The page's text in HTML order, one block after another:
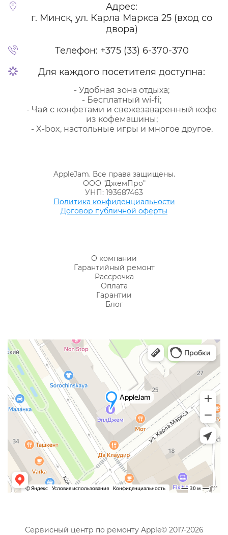
Адрес:
г. Минск, ул. Карла Маркса 25 (вход со
двора)
Телефон: +375 (33) 6-370-370
Для каждого посетителя доступна:
- Удобная зона отдыха;
- Бесплатный wi-fi;
- Чай с конфетами и свежезаваренный кофе
из кофемашины;
- X-box, настольные игры и многое другое.
AppleJam. Все права защищены.
ООО "ДжемПро"
УНП: 193687463
Политика конфиденциальности
Договор публичной оферты
О компании
Гарантийный ремонт
Рассрочка
Оплата
Гарантии
Блог
Сервисный центр по ремонту Apple© 2017-2026